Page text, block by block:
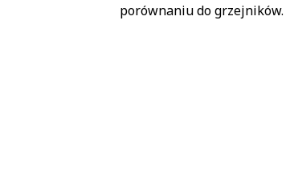
porównaniu do grzejników.